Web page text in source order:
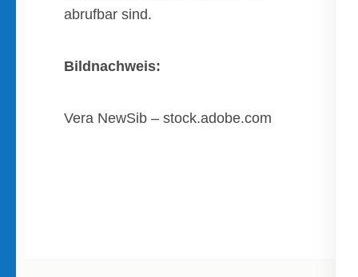
abrufbar sind.
Bildnachweis:
Vera NewSib – stock.adobe.com